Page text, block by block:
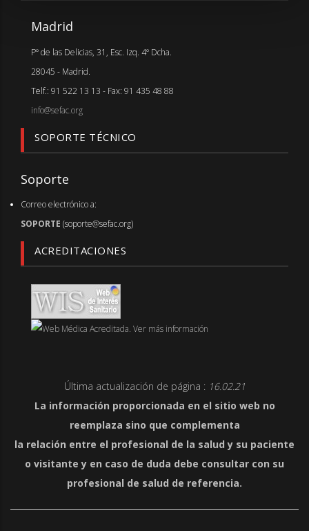
Madrid
Pº de las Delicias, 31, Esc. Izq. 4º Dcha.
28045 - Madrid.
Telf.: 91 522 13 13 - Fax: 91 435 48 88
info@sefac.org
SOPORTE TÉCNICO
Soporte
Correo electrónico a:
SOPORTE (soporte@sefac.org)
ACREDITACIONES
Última actualización de página : 16.02.21
La información proporcionada en el sitio web no
reemplaza sino que complementa
la relación entre el profesional de la salud y su paciente
o visitante y en caso de duda debe consultar con su
profesional de salud de referencia.